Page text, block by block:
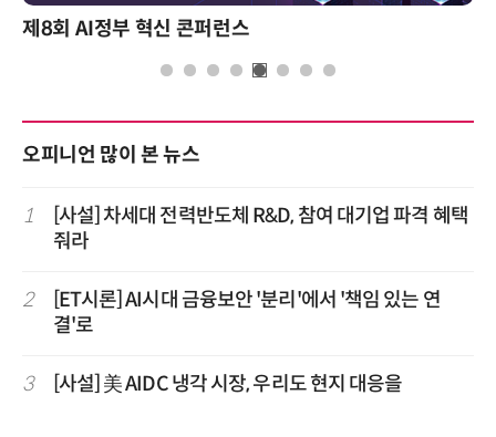
제8회 AI정부 혁신 콘퍼런스
오피니언 많이 본 뉴스
1
[사설] 차세대 전력반도체 R&D, 참여 대기업 파격 혜택
줘라
2
[ET시론] AI시대 금융보안 '분리'에서 '책임 있는 연
결'로
3 [사설] 美 AIDC 냉각 시장, 우리도 현지 대응을